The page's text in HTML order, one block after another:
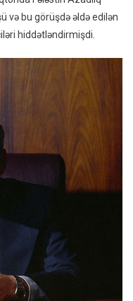
və bu görüşdə əldə edilən
hiddətləndirmişdi.